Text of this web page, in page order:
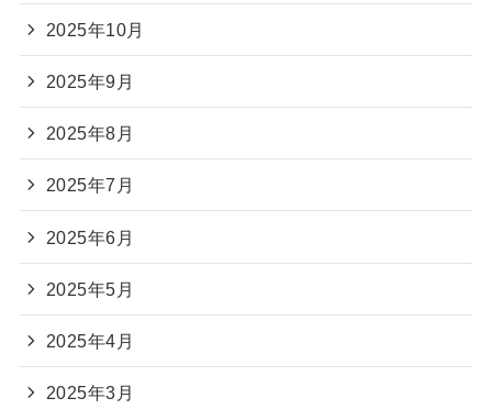
2025年10月
2025年9月
2025年8月
2025年7月
2025年6月
2025年5月
2025年4月
2025年3月